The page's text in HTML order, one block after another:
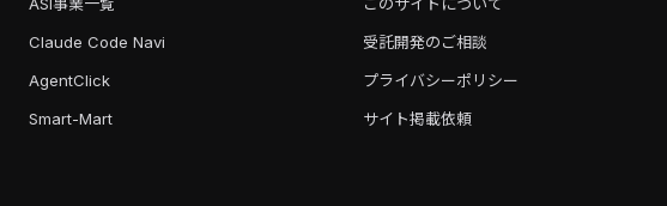
Claude Code Navi
AgentClick
Smart-Mart
受託開発のご相談
プライバシーポリシー
サイト掲載依頼